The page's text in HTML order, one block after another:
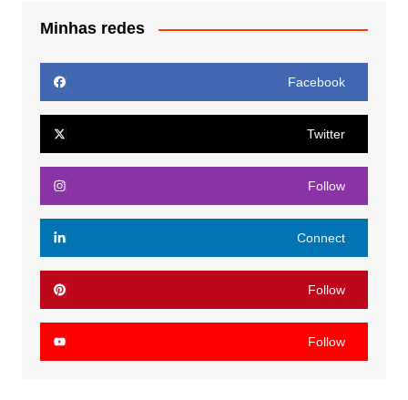
Minhas redes
Facebook
Twitter
Follow
Connect
Follow
Follow